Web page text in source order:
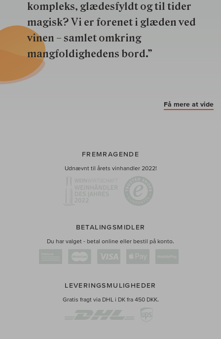
kompleks, glædesfyldt og til tider
magisk? Vi er forenet i glæden ved
vinen – samlet omkring
mangfoldighedens bord.”
Få mere at vide
FREMRAGENDE
Udnævnt til årets vinhandler 2022!
BETALINGSMIDLER
Du har valget - betal online eller bestil på konto.
LEVERINGSMULIGHEDER
Gratis fragt via DHL i DK fra 450 DKK.